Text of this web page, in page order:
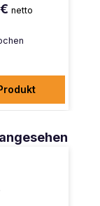
netto